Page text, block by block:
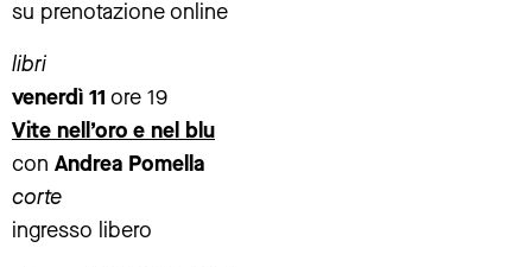
su prenotazione online
libri
venerdì 11 ore 19
Vite nell’oro e nel blu
con Andrea Pomella
corte
ingresso libero